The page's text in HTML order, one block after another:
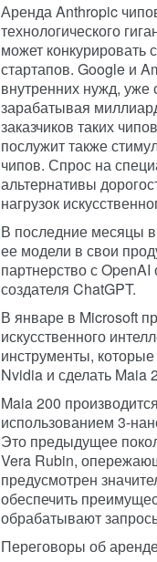
Аренда Anthropic
технологического
может
стартапов. Google и
внутренних нужд, уже
зарабатывая
заказчиков таких
послужит также
чипов. Спрос на
альтернативы
нагрузок
В последние месяцы в
ее модели в свои
партнерство с
создателя ChatGPT.
В январе в Microsoft
искусственного
инструменты,
Nvidia и сделать Maia
Maia 200
использованием 3-
Это предыдущее
Vera Rubin,
предусмотрен
обеспечить
обрабатывают
Переговоры об